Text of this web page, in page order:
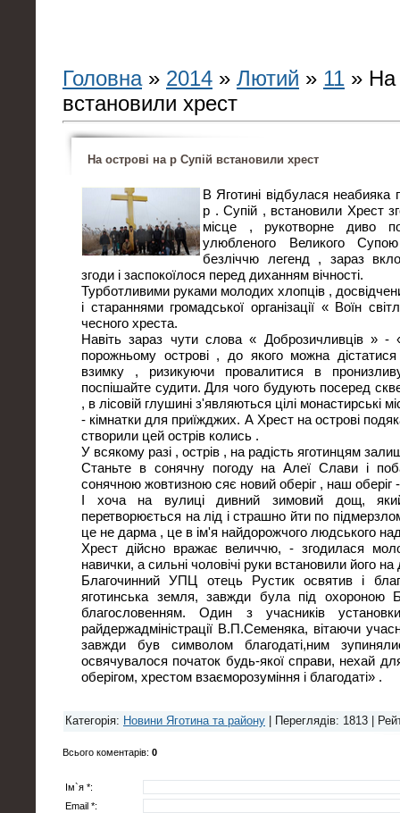
Головна» 2014 » Лютий » 11 » На
встановили хрест
На острові на р Супій встановили хрест
В Яготині відбулася неабияка
р . Супій , встановили Хрест
місце , рукотворне диво
улюбленого Великого
безліччю легенд , зараз
згоди і заспокоїлося перед диханням вічності.
Турботливими руками молодих хлопців ,
і стараннями громадської організації « Воїн
чесного хреста.
Навіть зараз чути слова « Доброзичливців »
порожньому острові , до якого можна
взимку , ризикуючи провалитися в
поспішайте судити. Для чого будують посеред
, в лісовій глушині з'являються цілі монастирські
- кімнатки для приїжджих. А Хрест на острові
створили цей острів колись .
У всякому разі , острів , на радість яготинцям
Станьте в сонячну погоду на Алеї Слави і
сонячною жовтизною сяє новий оберіг , наш оберіг
І хоча на вулиці дивний зимовий дощ,
перетворюється на лід і страшно йти по
це не дарма , це в ім'я найдорожчого людського
Хрест дійсно вражає величчю, - згодилася
навички, а сильні чоловічі руки встановили його на
Благочинний УПЦ отець Рустик освятив і
яготинська земля, завжди була під охороною
благословенням. Один з учасників
райдержадміністрації В.П.Семеняка, вітаючи
завжди був символом благодаті,ним
освячувалося початок будь-якої справи, нехай
оберігом, хрестом взаєморозуміння і благодаті» .
Категорія: Новини Яготина та району Переглядів: 1813 |
Всього коментарів: 0
Ім`я *:
Email *: